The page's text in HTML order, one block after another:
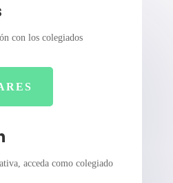
con los colegiados
acceda como colegiado